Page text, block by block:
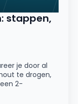
stappen,
je door al
te drogen,
2-